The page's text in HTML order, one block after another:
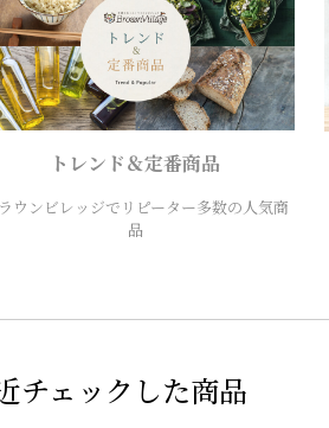
トレンド＆定番商品
ウンビレッジでリピーター多数の人気商
品
チェックした商品